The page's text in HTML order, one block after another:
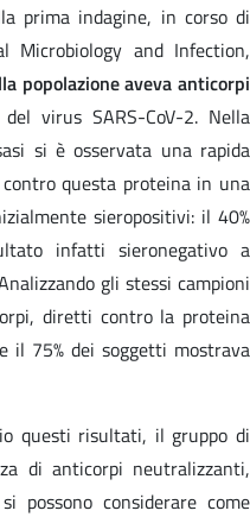
prima indagine, in corso di
Microbiology and Infection,
popolazione aveva anticorpi
virus SARS-CoV-2. Nella
si è osservata una rapida
questa proteina in una
sieropositivi: il 40%
infatti sieronegativo a
gli stessi campioni
diretti contro la proteina
il 75% dei soggetti mostrava
questi risultati, il gruppo di
di anticorpi neutralizzanti,
possono considerare come